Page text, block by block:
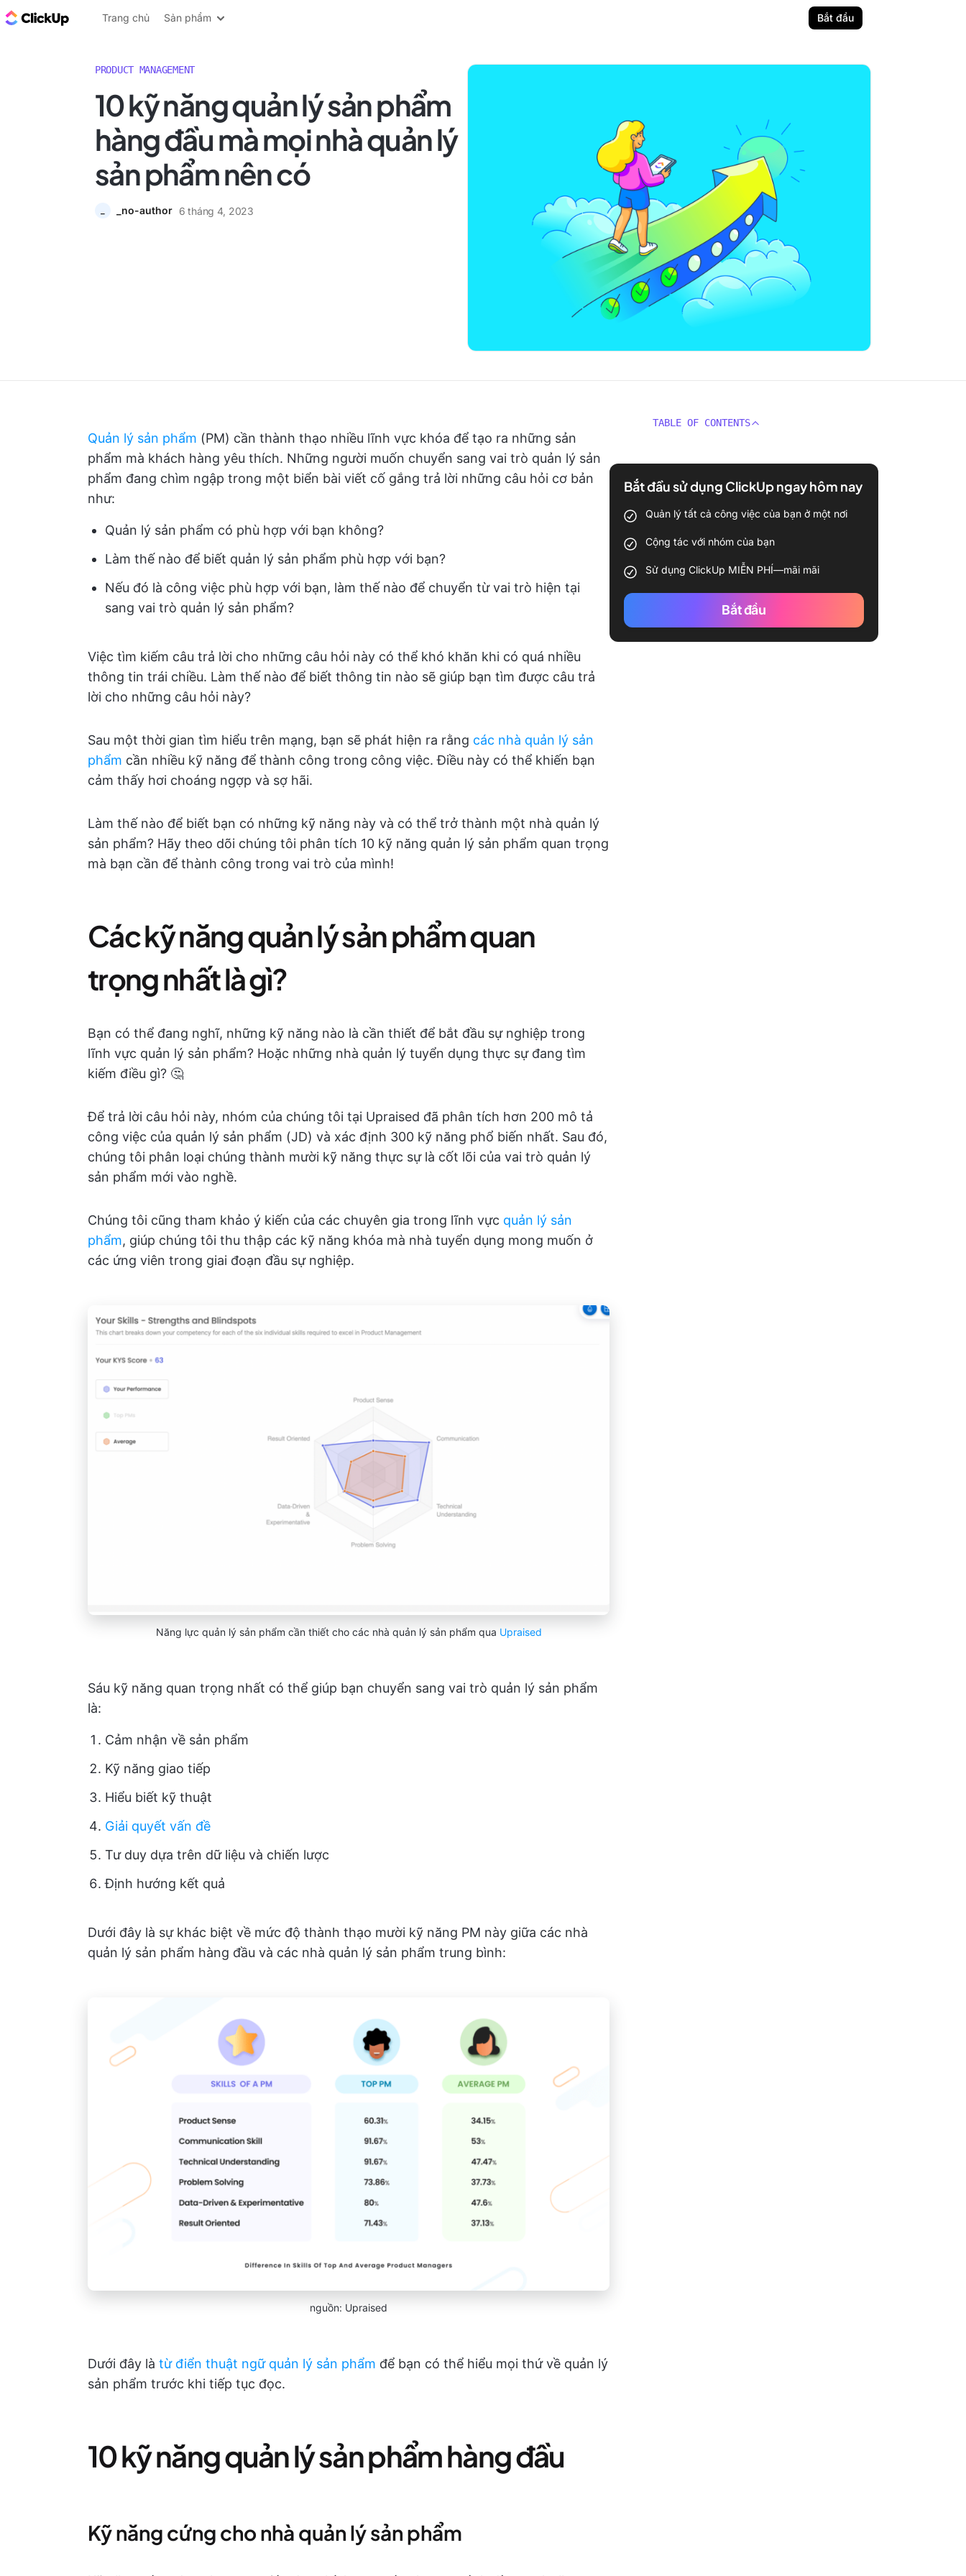
ClickUp Blog
Trang chủ Sản phẩm Bắt đầu
PRODUCT MANAGEMENT
10 kỹ năng quản lý sản phẩm
hàng đầu mà mọi nhà quản lý
sản phẩm nên có
_no-author 6 tháng 4, 2023
Quản lý sản phẩm (PM) cần thành thạo nhiều lĩnh vực khóa để tạo ra những sản
phẩm mà khách hàng yêu thích. Những người muốn chuyển sang vai trò quản lý sản
phẩm đang chìm ngập trong một biển bài viết cố gắng trả lời những câu hỏi cơ bản
như:
Quản lý sản phẩm có phù hợp với bạn không?
Làm thế nào để biết quản lý sản phẩm phù hợp với bạn?
Nếu đó là công việc phù hợp với bạn, làm thế nào để chuyển từ vai trò hiện tại
sang vai trò quản lý sản phẩm?
Việc tìm kiếm câu trả lời cho những câu hỏi này có thể khó khăn khi có quá nhiều
thông tin trái chiều. Làm thế nào để biết thông tin nào sẽ giúp bạn tìm được câu trả
lời cho những câu hỏi này?
Sau một thời gian tìm hiểu trên mạng, bạn sẽ phát hiện ra rằng các nhà quản lý sản
phẩm cần nhiều kỹ năng để thành công trong công việc. Điều này có thể khiến bạn
cảm thấy hơi choáng ngợp và sợ hãi.
Làm thế nào để biết bạn có những kỹ năng này và có thể trở thành một nhà quản lý
sản phẩm? Hãy theo dõi chúng tôi phân tích 10 kỹ năng quản lý sản phẩm quan trọng
mà bạn cần để thành công trong vai trò của mình!
Các kỹ năng quản lý sản phẩm quan
trọng nhất là gì?
Bạn có thể đang nghĩ, những kỹ năng nào là cần thiết để bắt đầu sự nghiệp trong
lĩnh vực quản lý sản phẩm? Hoặc những nhà quản lý tuyển dụng thực sự đang tìm
kiếm điều gì? 🤔
Để trả lời câu hỏi này, nhóm của chúng tôi tại Upraised đã phân tích hơn 200 mô tả
công việc của quản lý sản phẩm (JD) và xác định 300 kỹ năng phổ biến nhất. Sau đó,
chúng tôi phân loại chúng thành mười kỹ năng thực sự là cốt lõi của vai trò quản lý
sản phẩm mới vào nghề.
Chúng tôi cũng tham khảo ý kiến của các chuyên gia trong lĩnh vực quản lý sản
phẩm, giúp chúng tôi thu thập các kỹ năng khóa mà nhà tuyển dụng mong muốn ở
các ứng viên trong giai đoạn đầu sự nghiệp.
Năng lực quản lý sản phẩm cần thiết cho các nhà quản lý sản phẩm qua Upraised
Sáu kỹ năng quan trọng nhất có thể giúp bạn chuyển sang vai trò quản lý sản phẩm
là:
Cảm nhận về sản phẩm
Kỹ năng giao tiếp
Hiểu biết kỹ thuật
Giải quyết vấn đề
Tư duy dựa trên dữ liệu và chiến lược
Định hướng kết quả
Dưới đây là sự khác biệt về mức độ thành thạo mười kỹ năng PM này giữa các nhà
quản lý sản phẩm hàng đầu và các nhà quản lý sản phẩm trung bình:
nguồn: Upraised
Dưới đây là từ điển thuật ngữ quản lý sản phẩm để bạn có thể hiểu mọi thứ về quản lý
sản phẩm trước khi tiếp tục đọc.
10 kỹ năng quản lý sản phẩm hàng đầu
Kỹ năng cứng cho nhà quản lý sản phẩm
TABLE OF CONTENTS
Bắt đầu sử dụng ClickUp ngay hôm nay
Quản lý tất cả công việc của bạn ở một nơi
Cộng tác với nhóm của bạn
Sử dụng ClickUp MIỄN PHÍ—mãi mãi
Bắt đầu